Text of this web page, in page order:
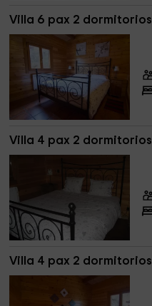
Villa 6 pax 2
Villa 4 pax 2 dormitorios
Villa 4 pax 2